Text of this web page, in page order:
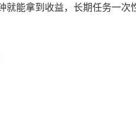
能拿到收益，长期任务一次